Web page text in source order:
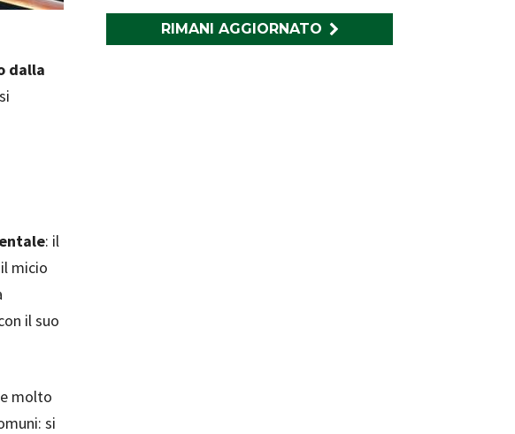
dalla
: il
micio
il suo
molto
si
RIMANI AGGIORNATO